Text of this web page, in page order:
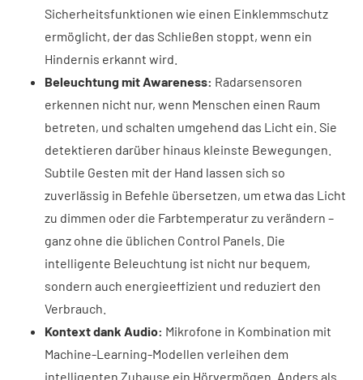
Sicherheitsfunktionen wie einen Einklemmschutz
ermöglicht, der das Schließen stoppt, wenn ein
Hindernis erkannt wird.
Beleuchtung mit Awareness: Radarsensoren
erkennen nicht nur, wenn Menschen einen Raum
betreten, und schalten umgehend das Licht ein. Sie
detektieren darüber hinaus kleinste Bewegungen.
Subtile Gesten mit der Hand lassen sich so
zuverlässig in Befehle übersetzen, um etwa das Licht
zu dimmen oder die Farbtemperatur zu verändern –
ganz ohne die üblichen Control Panels. Die
intelligente Beleuchtung ist nicht nur bequem,
sondern auch energieeffizient und reduziert den
Verbrauch.
Kontext dank Audio: Mikrofone in Kombination mit
Machine-Learning-Modellen verleihen dem
intelligenten Zuhause ein Hörvermögen. Anders als